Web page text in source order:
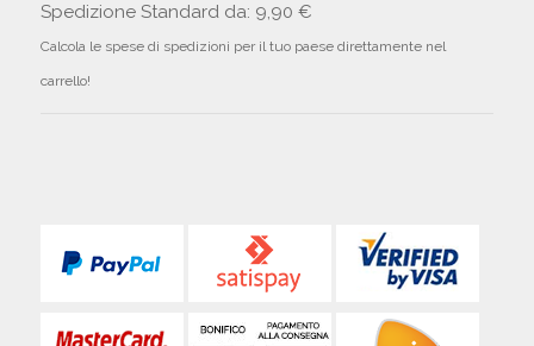
Spedizione Standard da: 9,90 €
Calcola le spese di spedizioni per il tuo paese direttamente nel
carrello!